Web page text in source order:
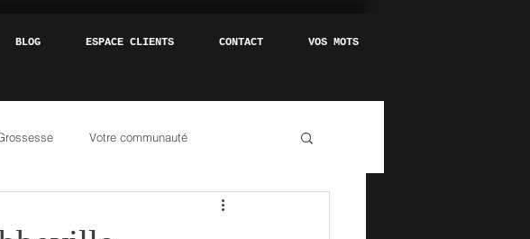
BLOG ESPACE CLIENTS CONTACT VOS MOTS
Votre communauté